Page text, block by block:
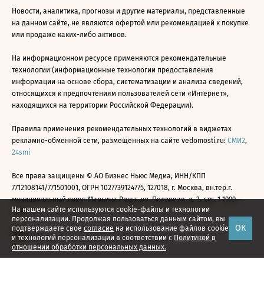
На нашем сайте используются cookie-файлы и технологии
персонализации. Продолжая пользоваться данным сайтом, вы
подтверждаете свое согласие на использование файлов cookie
и технологий персонализации в соответствии с Политикой в
отношении обработки персональных данных.
ОК
Новости, аналитика, прогнозы и другие материалы, представленные
на данном сайте, не являются офертой или рекомендацией к покупке
или продаже каких-либо активов.
На информационном ресурсе применяются рекомендательные
технологии (информационные технологии предоставления
информации на основе сбора, систематизации и анализа сведений,
относящихся к предпочтениям пользователей сети «Интернет»,
находящихся на территории Российской Федерации).
Правила применения рекомендательных технологий в виджетах
рекламно-обменной сети, размещенных на сайте vedomosti.ru: СМИ2,
24smi
Все права защищены © АО Бизнес Ньюс Медиа, ИНН/КПП
7712108141/771501001, ОГРН 1027739124775, 127018, г. Москва, вн.тер.г.
муниципальный округ Марьина Роща, ул. Полковая, д. 3, стр. 1 1999—
2026